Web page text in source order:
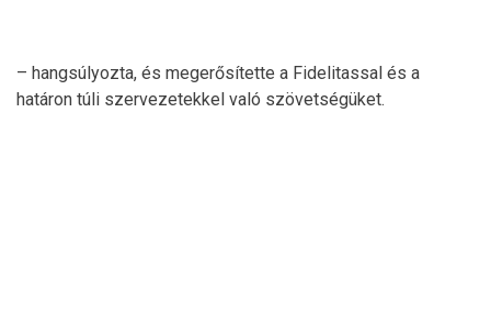
– hangsúlyozta, és megerősítette a Fidelitassal és a
határon túli szervezetekkel való szövetségüket.